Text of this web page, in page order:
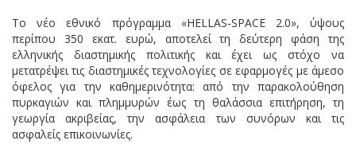
Το νέο εθνικό πρόγραμμα «HELLAS-SPACE 2.0», ύψους
περίπου 350 εκατ. ευρώ, αποτελεί τη δεύτερη φάση της
ελληνικής διαστημικής πολιτικής και έχει ως στόχο να
μετατρέψει τις διαστημικές τεχνολογίες σε εφαρμογές με άμεσο
όφελος για την καθημερινότητα: από την παρακολούθηση
πυρκαγιών και πλημμυρών έως τη θαλάσσια επιτήρηση, τη
γεωργία ακριβείας, την ασφάλεια των συνόρων και τις
ασφαλείς επικοινωνίες.